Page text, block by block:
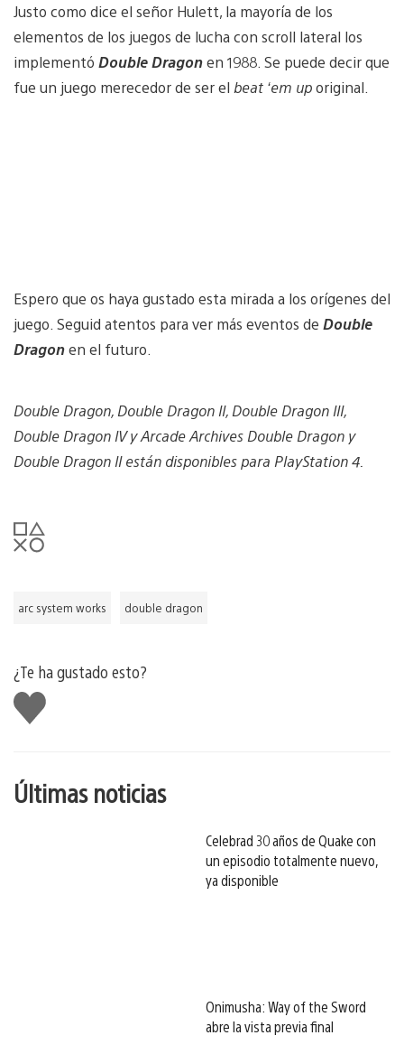
Justo como dice el señor Hulett, la mayoría de los
elementos de los juegos de lucha con scroll lateral los
implementó Double Dragonen 1988. Se puede decir que
fue un juego merecedor de ser el beat ‘em uporiginal.
Espero que os haya gustado esta mirada a los orígenes del
juego. Seguid atentos para ver más eventos de Double
Dragonen el futuro.
Double Dragon, Double Dragon II, Double Dragon III,
Double Dragon IV y Arcade Archives Double Dragon y
Double Dragon II están disponibles para PlayStation 4.
arc system works double dragon
¿Te ha gustado esto?
Me
gusta
esto
Últimas noticias
Celebrad 30 años de Quake con
un episodio totalmente nuevo,
ya disponible
Onimusha: Way of the Sword
abre la vista previa final